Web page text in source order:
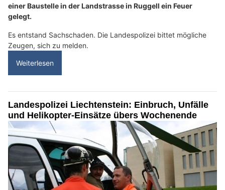
einer Baustelle in der Landstrasse in Ruggell ein Feuer
gelegt.
Es entstand Sachschaden. Die Landespolizei bittet mögliche
Zeugen, sich zu melden.
Weiterlesen
Landespolizei Liechtenstein: Einbruch, Unfälle
und Helikopter-Einsätze übers Wochenende